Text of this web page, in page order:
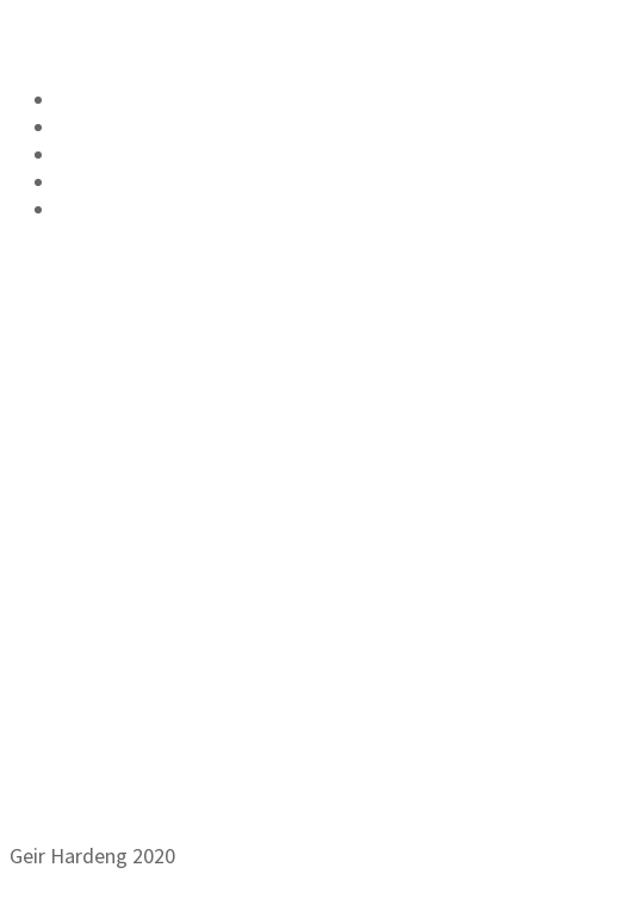
Geir Hardeng 2020